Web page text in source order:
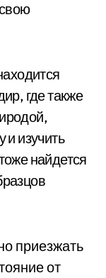
где также
и изучить
найдется
приезжать
от